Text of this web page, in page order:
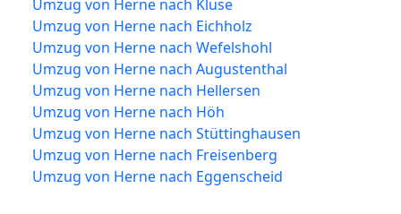
Umzug von Herne nach Kluse
Umzug von Herne nach Eichholz
Umzug von Herne nach Wefelshohl
Umzug von Herne nach Augustenthal
Umzug von Herne nach Hellersen
Umzug von Herne nach Höh
Umzug von Herne nach Stüttinghausen
Umzug von Herne nach Freisenberg
Umzug von Herne nach Eggenscheid